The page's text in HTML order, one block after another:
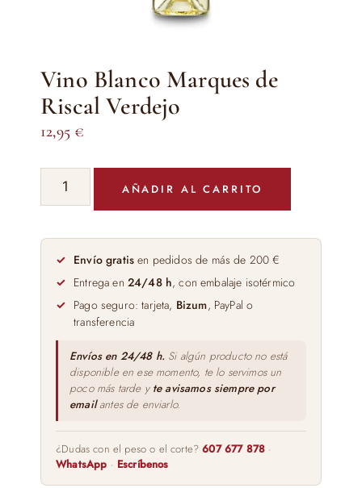
Vino Blanco Marques de
Riscal Verdejo
12,95 €
Vino
Blanco
de
Riscal
Verdejo
cantidad
AÑADIR AL CARRITO
Envío gratis en pedidos de más de 200 €
Entrega en 24/48 h, con embalaje isotérmico
Pago seguro: tarjeta, Bizum, PayPal o
transferencia
Envíos en 24/48 h. Si algún producto no está
disponible en ese momento, te lo servimos un
poco más tarde y te avisamos siempre por
emailantes de enviarlo.
¿Dudas con el peso o el corte?607 677 878 ·
WhatsApp · Escríbenos